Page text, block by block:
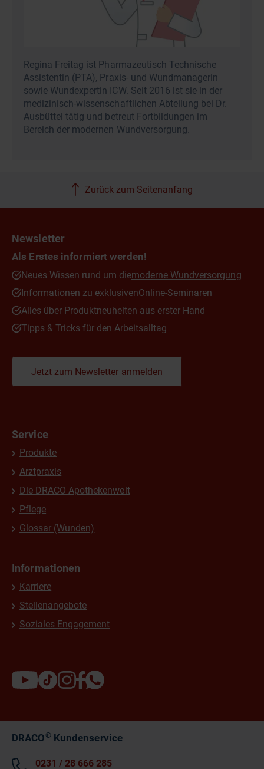
Regina Freitag ist Pharmazeutisch Technische
Assistentin (PTA), Praxis- und Wundmanagerin
sowie Wundexpertin ICW. Seit 2016 ist sie in der
medizinisch-wissenschaftlichen Abteilung bei Dr.
Ausbüttel tätig und betreut Fortbildungen im
Bereich der modernen Wundversorgung.
Zurück zum Seitenanfang
Newsletter
Als Erstes informiert werden!
Neues Wissen rund um diemoderne Wundversorgung
Informationen zu exklusivenOnline-Seminaren
Alles über Produktneuheiten aus erster Hand
Tipps & Tricks für den Arbeitsalltag
Jetzt zum Newsletter anmelden
Service
Produkte
Arztpraxis
Die DRACO Apothekenwelt
Pflege
Glossar (Wunden)
Informationen
Karriere
Stellenangebote
Soziales Engagement
DRACO®Kundenservice
0231 / 28 666 285